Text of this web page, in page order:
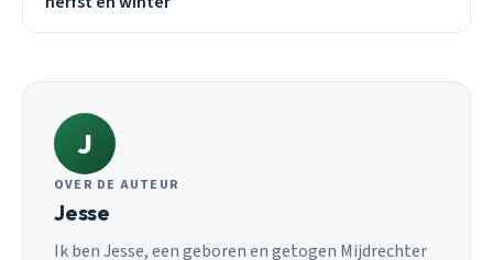
J
OVER DE AUTEUR
Jesse
Ik ben Jesse, een geboren en getogen Mijdrechter